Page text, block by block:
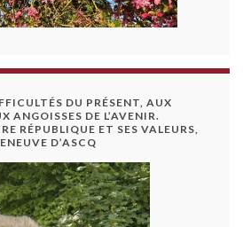
DU PRÉSENT, AUX
ANGOISSES DE L’AVENIR.
RÉPUBLIQUE ET SES VALEURS,
D’ASCQ